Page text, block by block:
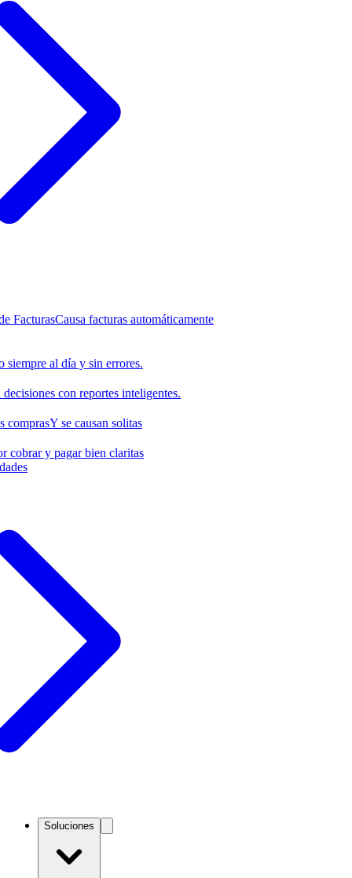
FacturasCausa facturas automáticamente
siempre al día y sin errores.
decisiones con reportes inteligentes.
comprasY se causan solitas
cobrar y pagar bien claritas
Soluciones